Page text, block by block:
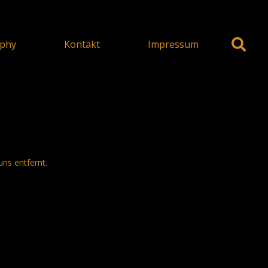
Kontakt Impressum
entfernt.